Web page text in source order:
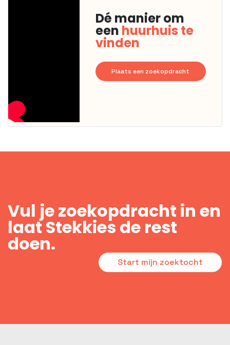
Dé manier om
een huurhuis te
vinden
Plaats een zoekopdracht
Vul je zoekopdracht in en
laat Stekkies de rest
doen.
Start mijn zoektocht